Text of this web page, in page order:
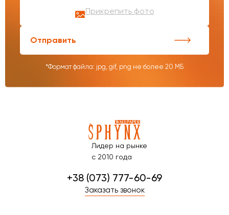
Прикрепить фото
Отправить
*Формат файла: jpg, gif, png не более 20 МБ
Лидер на рынке
с 2010 года
+38 (073) 777-60-69
Заказать звонок